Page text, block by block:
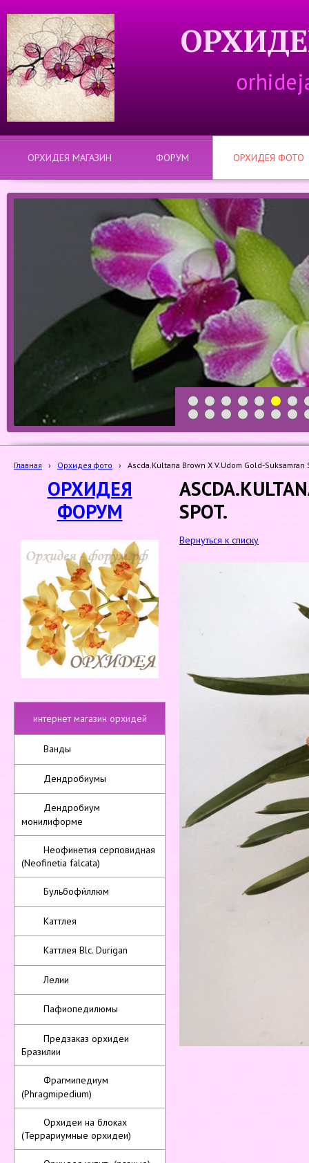
ОРХИДЕЯ МАГАЗИН ФОРУМ ОРХИДЕЯ ФОТО
1 2 3 4 5 6 7
8
19 20 21 22 23 24 25
Главная › Орхидея фото › Ascda.Kultana Brown X V.Udom Gold-Suksamran
ОРХИДЕЯ
ФОРУМ
интернет магазин орхидей
Ванды
Дендробиумы
Дендробиум
монилиформе
Неофинетия серповидная
(Neofinetia falcata)
Бульбофи́ллюм
Каттлея
Каттлея Blc. Durigan
Лелии
Пафиопедилюмы
Предзаказ орхидеи
Бразилии
Фрагмипедиум
(Phragmipedium)
Орхидеи на блоках
(Террариумные орхидеи)
SPOT.
Вернуться к списку